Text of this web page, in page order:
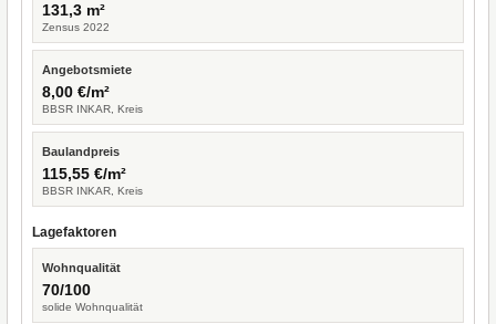
131,3 m²
Zensus 2022
Angebotsmiete
8,00 €/m²
BBSR INKAR, Kreis
Baulandpreis
115,55 €/m²
BBSR INKAR, Kreis
Lagefaktoren
Wohnqualität
70/100
solide Wohnqualität